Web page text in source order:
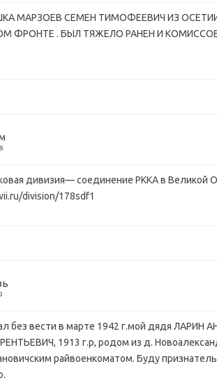
МАРЗОЕВ СЕМЕН ТИМОФЕЕВИЧ ИЗ ОСЕТИИ
ФРОНТЕ . БЫЛ ТЯЖЕЛО РАНЕН И
дивизия— соединение РККА в Великой
division/178sdf1
без вести в марте 1942 г.мой дядя ЛАРИН
1913 г.р, родом из д.
райвоенкоматом. Буду